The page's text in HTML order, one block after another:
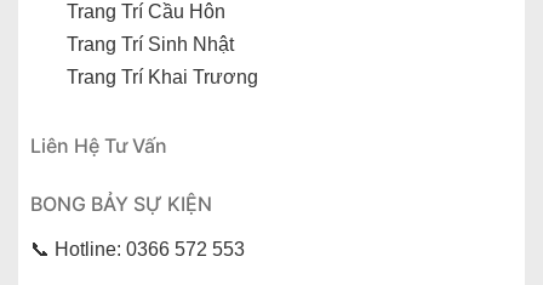
Trang Trí Cầu Hôn
Trang Trí Sinh Nhật
Trang Trí Khai Trương
Liên Hệ Tư Vấn
BONG BẢY SỰ KIỆN
📞 Hotline: 0366 572 553